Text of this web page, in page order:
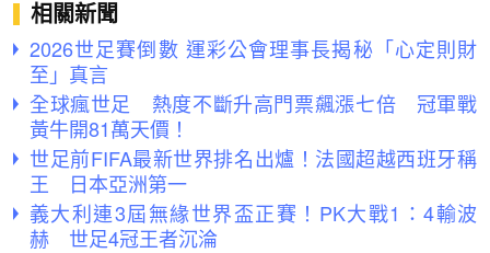
相關新聞
2026世足賽倒數 運彩公會理事長揭秘「心定則財
至」真言
全球瘋世足 熱度不斷升高門票飆漲七倍 冠軍戰
黃牛開81萬天價！
世足前FIFA最新世界排名出爐！法國超越西班牙稱
王 日本亞洲第一
義大利連3屆無緣世界盃正賽！PK大戰1：4輸波
赫 世足4冠王者沉淪